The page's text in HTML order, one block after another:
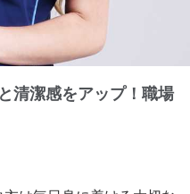
清潔感をアップ！職場